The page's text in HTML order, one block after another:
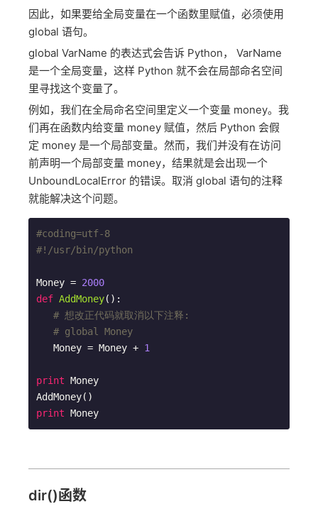
因此，如果要给全局变量在一个函数里赋值，必须使用
global 语句。
global VarName 的表达式会告诉 Python， VarName
是一个全局变量，这样 Python 就不会在局部命名空间
里寻找这个变量了。
例如，我们在全局命名空间里定义一个变量 money。我
们再在函数内给变量 money 赋值，然后 Python 会假
定 money 是一个局部变量。然而，我们并没有在访问
前声明一个局部变量 money，结果就是会出现一个
UnboundLocalError 的错误。取消 global 语句的注释
就能解决这个问题。
#coding=utf-8
#!/usr/bin/python
Money = 2000
def AddMoney() :
# 想改正代码就取消以下注释:
# global Money
   Money = Money +
1
print Money
print Money
dir()函数